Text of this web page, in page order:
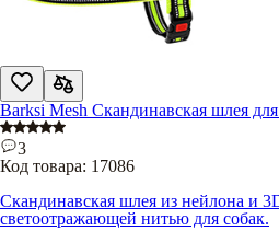
Barksi Mesh Скандинавская шлея
3
Код товара: 17086
Скандинавская шлея из нейлона и
светоотражающей нитью для собак.